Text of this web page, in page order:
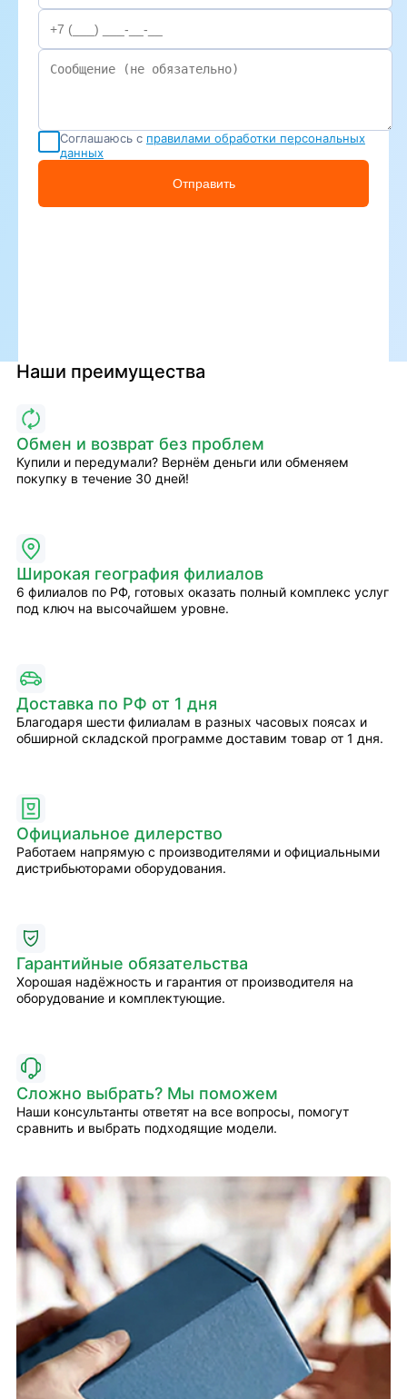
Соглашаюсь с правилами обработки персональных
данных
Отправить
Наши преимущества
Обмен и возврат без проблем
Купили и передумали? Вернём деньги или обменяем
покупку в течение 30 дней!
Широкая география филиалов
6 филиалов по РФ, готовых оказать полный комплекс услуг
под ключ на высочайшем уровне.
Доставка по РФ от 1 дня
Благодаря шести филиалам в разных часовых поясах и
обширной складской программе доставим товар от 1 дня.
Официальное дилерство
Работаем напрямую с производителями и официальными
дистрибьюторами оборудования.
Гарантийные обязательства
Хорошая надёжность и гарантия от производителя на
оборудование и комплектующие.
Сложно выбрать? Мы поможем
Наши консультанты ответят на все вопросы, помогут
сравнить и выбрать подходящие модели.